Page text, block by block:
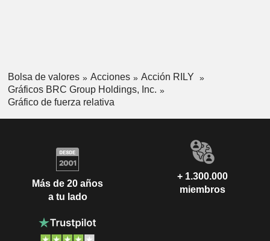
Bolsa de valores Acciones
Acción RILY
Gráficos BRC Group Holdings, Inc.
Gráfico de fuerza relativa
Más de 20 años
a tu lado
+ 1.300.000
miembros